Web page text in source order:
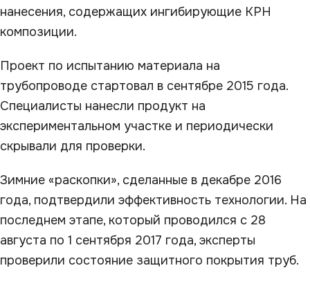
нанесения, содержащих ингибирующие КРН
композиции.
Проект по испытанию материала на
трубопроводе стартовал в сентябре 2015 года.
Специалисты нанесли продукт на
экспериментальном участке и периодически
скрывали для проверки.
Зимние «раскопки», сделанные в декабре 2016
года, подтвердили эффективность технологии. На
последнем этапе, который проводился с 28
августа по 1 сентября 2017 года, эксперты
проверили состояние защитного покрытия труб.